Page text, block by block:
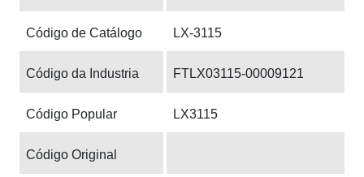
Código de Catálogo LX-3115
Código da Industria FTLX03115-00009121
Código Popular LX3115
Código Original